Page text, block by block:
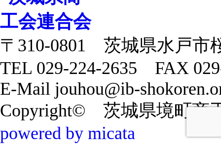
〒310-0801 茨城県水戸市
TEL 029-224-2635 FAX
E-Mail jouhou@ib-
Copyright© 茨城県境町商
powered by micata